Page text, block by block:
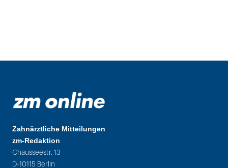
Zahnärztliche Mitteilungen
zm-Redaktion
Chausseestr. 13
D-10115 Berlin